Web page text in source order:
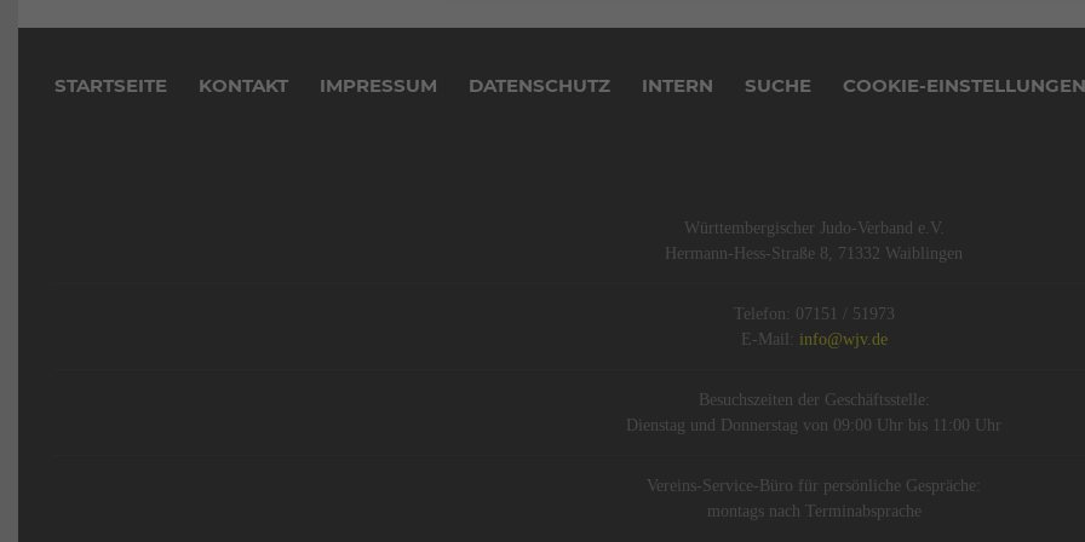
STARTSEITE KONTAKT IMPRESSUM DATENSCHUTZ INTERN SUCHE COOKIE-EINSTELLUNGEN
Württembergischer Judo-Verband e.V.
Hermann-Hess-Straße 8, 71332 Waiblingen
Telefon: 07151 / 51973
E-Mail: info@wjv.de
Besuchszeiten der Geschäftsstelle:
Dienstag und Donnerstag von 09:00 Uhr bis 11:00 Uhr
Vereins-Service-Büro für persönliche Gespräche:
montags nach Terminabsprache